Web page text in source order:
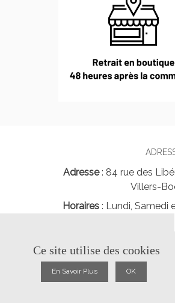
Adresse: 84 rue des
Villers-
Horaires: Lundi, Samedi
Mardi à
Ce site utilise des cookies
En Savoir Plus OK